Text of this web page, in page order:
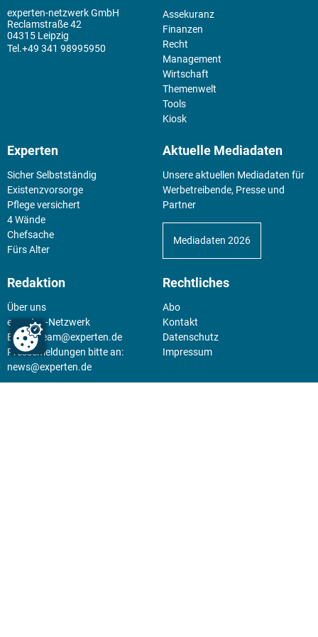
experten-netzwerk GmbH
Reclamstraße 42
04315 Leipzig
+49 341 98995950
Assekuranz
Finanzen
Recht
Management
Wirtschaft
Themenwelt
Tools
Kiosk
Experten
Sicher Selbstständig
Existenz­vorsorge
Pflege versichert
4 Wände
Chefsache
Fürs Alter
Aktuelle Mediadaten
Unsere aktuellen Mediadaten für
Werbetreibende, Presse und
Partner
Mediadaten 2026
Redaktion
Über uns
experten-Netzwerk
E-Mail:team@experten.de
Pressemeldungen bitte an:
news@experten.de
Rechtliches
Abo
Kontakt
Datenschutz
Impressum